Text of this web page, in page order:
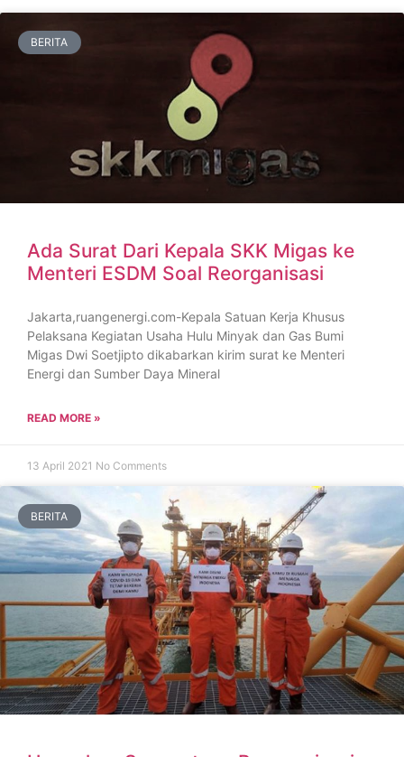
BERITA
Ada Surat Dari Kepala SKK Migas ke
Menteri ESDM Soal Reorganisasi
Jakarta,ruangenergi.com-Kepala Satuan Kerja Khusus
Pelaksana Kegiatan Usaha Hulu Minyak dan Gas Bumi
Migas Dwi Soetjipto dikabarkan kirim surat ke Menteri
Energi dan Sumber Daya Mineral
READ MORE »
13 April 2021 No Comments
BERITA